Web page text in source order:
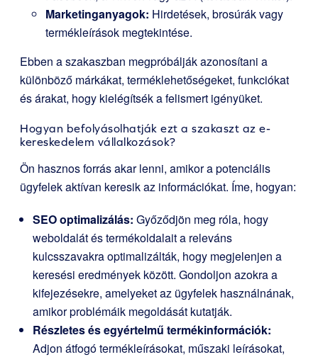
Marketinganyagok: Hirdetések, brosúrák vagy
termékleírások megtekintése.
Ebben a szakaszban megpróbálják azonosítani a
különböző márkákat, terméklehetőségeket, funkciókat
és árakat, hogy kielégítsék a felismert igényüket.
Hogyan befolyásolhatják ezt a szakaszt az e-
kereskedelem vállalkozások?
Ön hasznos forrás akar lenni, amikor a potenciális
ügyfelek aktívan keresik az információkat. Íme, hogyan:
SEO optimalizálás: Győződjön meg róla, hogy
weboldalát és termékoldalait a releváns
kulcsszavakra optimalizálták, hogy megjelenjen a
keresési eredmények között. Gondoljon azokra a
kifejezésekre, amelyeket az ügyfelek használnának,
amikor problémáik megoldását kutatják.
Részletes és egyértelmű termékinformációk:
Adjon átfogó termékleírásokat, műszaki leírásokat,